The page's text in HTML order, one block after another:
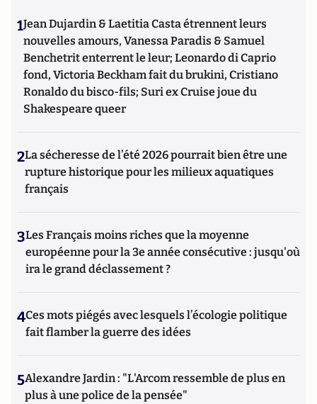
1Jean Dujardin & Laetitia Casta étrennent leurs
nouvelles amours, Vanessa Paradis & Samuel
Benchetrit enterrent le leur; Leonardo di Caprio
fond, Victoria Beckham fait du brukini, Cristiano
Ronaldo du bisco-fils; Suri ex Cruise joue du
Shakespeare queer
2La sécheresse de l’été 2026 pourrait bien être une
rupture historique pour les milieux aquatiques
français
3Les Français moins riches que la moyenne
européenne pour la 3e année consécutive : jusqu'où
ira le grand déclassement ?
4Ces mots piégés avec lesquels l’écologie politique
fait flamber la guerre des idées
5Alexandre Jardin : "L'Arcom ressemble de plus en
plus à une police de la pensée"